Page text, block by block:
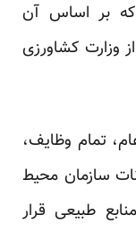
که بر اساس آن
وزارت کشاورزی
تمام وظایف،
سازمان محیط
طبیعی قرار